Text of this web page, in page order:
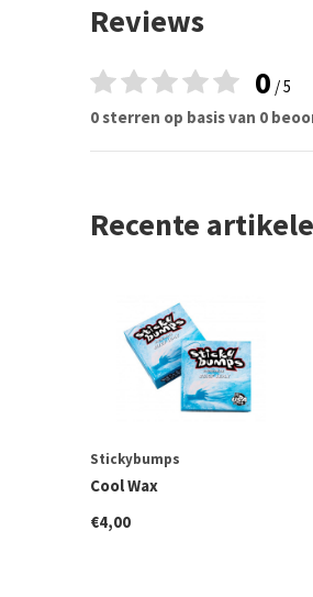
Reviews
0 / 5
0 sterren op basis van 0
Recente
Stickybumps
Cool Wax
€4,00